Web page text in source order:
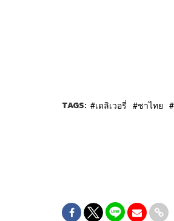
TAGS: เดลิเวอรี่ ชาไทย